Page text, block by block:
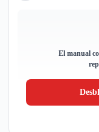
El manual